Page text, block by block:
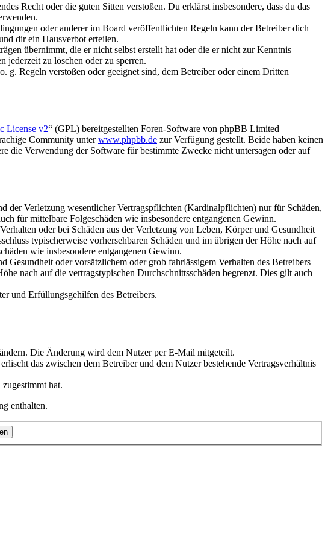
Recht oder die guten Sitten verstoßen. Du erklärst insbesondere, dass du das
oder anderer im Board veröffentlichten Regeln kann der Betreiber dich
dir ein Hausverbot erteilen.
übernimmt, die er nicht selbst erstellt hat oder die er nicht zur Kenntnis
jederzeit zu löschen oder zu sperren.
g. Regeln verstoßen oder geeignet sind, dem Betreiber oder einem Dritten
License v2“ (GPL) bereitgestellten Foren-Software von phpBB Limited
Community unterwww.phpbb.de zur Verfügung gestellt. Beide haben keinen
die Verwendung der Software für bestimmte Zwecke nicht untersagen oder auf
der Verletzung wesentlicher Vertragspflichten (Kardinalpflichten) nur für Schäden,
für mittelbare Folgeschäden wie insbesondere entgangenen Gewinn.
oder bei Schäden aus der Verletzung von Leben, Körper und Gesundheit
typischerweise vorhersehbaren Schäden und im übrigen der Höhe nach auf
wie insbesondere entgangenen Gewinn.
oder vorsätzlichem oder grob fahrlässigem Verhalten des Betreibers
nach auf die vertragstypischen Durchschnittsschäden begrenzt. Dies gilt auch
und Erfüllungsgehilfen des Betreibers.
Die Änderung wird dem Nutzer per E-Mail mitgeteilt.
das zwischen dem Betreiber und dem Nutzer bestehende Vertragsverhältnis
hat.
enthalten.